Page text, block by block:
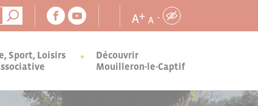
A+ A -
Sport, Loisirs
Découvrir
Mouilleron-le-Captif